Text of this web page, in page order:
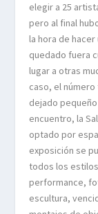
elegir a 25
pero al final
la hora de
quedado fuera
lugar a otras
caso, el
dejado
encuentro, la
optado por
exposición se
todos los
performance,
escultura,